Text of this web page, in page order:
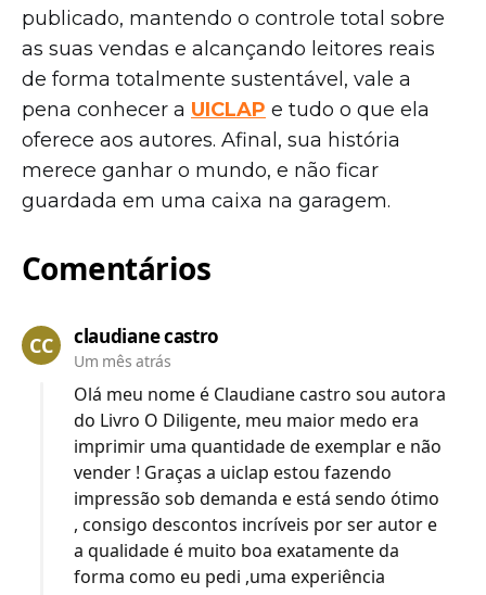
publicado, mantendo o controle total sobre
as suas vendas e alcançando leitores reais
de forma totalmente sustentável, vale a
pena conhecer a UICLAP e tudo o que ela
oferece aos autores. Afinal, sua história
merece ganhar o mundo, e não ficar
guardada em uma caixa na garagem.